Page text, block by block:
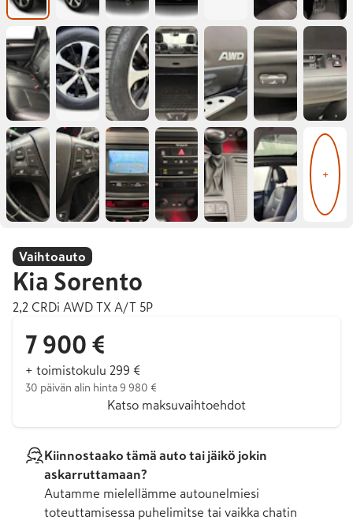
+
Vaihtoauto
Kia Sorento
2,2 CRDi AWD TX A/T 5P
7 900 €
+ toimistokulu 299 €
30 päivän alin hinta 9 980 €
Katso maksuvaihtoehdot
Kiinnostaako tämä auto tai jäikö jokin
askarruttamaan?
Autamme mielellämme autounelmiesi
toteuttamisessa puhelimitse tai vaikka chatin